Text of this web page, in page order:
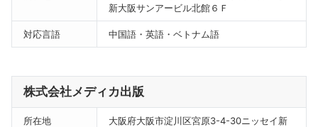
新大阪サンアービル北館６Ｆ
対応言語 中国語・英語・ベトナム語
株式会社メディカ出版
所在地
大阪府大阪市淀川区宮原3-4-30ニッセイ新